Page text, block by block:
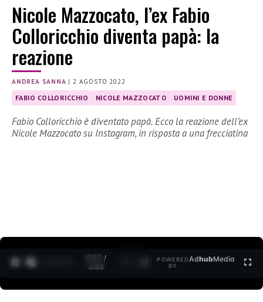
Nicole Mazzocato, l’ex Fabio
Colloricchio diventa papà: la
reazione
ANDREA SANNA |2 AGOSTO 2022
FABIO COLLORICCHIO NICOLE MAZZOCATO UOMINI E DONNE
Fabio Colloricchio è diventato papà. Ecco la reazione dell’ex
Nicole Mazzocato su Instagram, in risposta a una frecciatina
0:28 /
3:35
POWERED
BY
AdhubMedia